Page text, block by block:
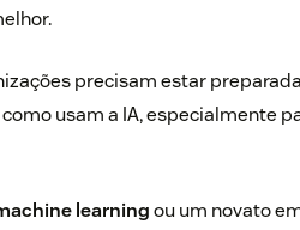
precisam estar
usam a IA, especialmente
learningou um novato